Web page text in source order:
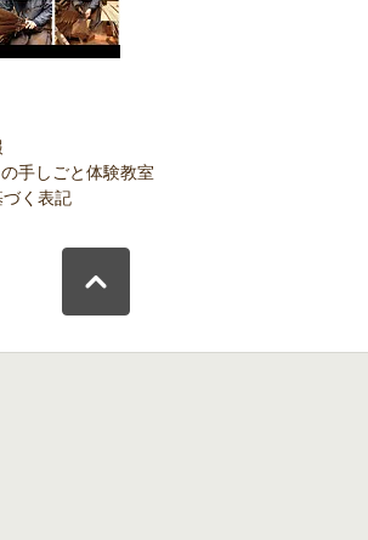
手しごと体験教室
く表記